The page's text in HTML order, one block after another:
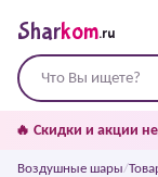
Sharkom.ru
🔥 Скидки и акции
Воздушные шары/